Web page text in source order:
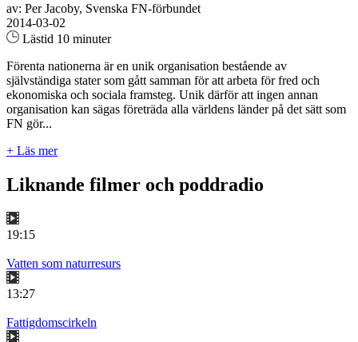
av: Per Jacoby, Svenska FN-förbundet
2014-03-02
Lästid 10 minuter
Förenta nationerna är en unik organisation bestående av
självständiga stater som gått samman för att arbeta för fred och
ekonomiska och sociala framsteg. Unik därför att ingen annan
organisation kan sägas företräda alla världens länder på det sätt som
FN gör...
+ Läs mer
Liknande filmer och poddradio
19:15
Vatten som naturresurs
13:27
Fattigdomscirkeln